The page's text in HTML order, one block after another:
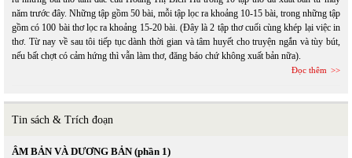
năm trước đây. Những tập gồm 50 bài, mỗi tập lọc ra khoảng 10-15 bài, trong những tập
gồm có 100 bài thơ lọc ra khoảng 15-20 bài. (Đây là 2 tập thơ cuối cùng khép lại việc in
thơ. Từ nay về sau tôi tiếp tục dành thời gian và tâm huyết cho truyện ngắn và tùy bút,
nếu bất chợt có cảm hứng thì vẫn làm thơ, đăng báo chứ không xuất bản nữa).
Đọc thêm
Tin sách & Trích đoạn
ÂM BẢN VÀ DƯƠNG BẢN (phần 1)